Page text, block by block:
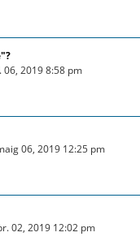
06, 2019 8:58 pm
06, 2019 12:25 pm
02, 2019 12:02 pm